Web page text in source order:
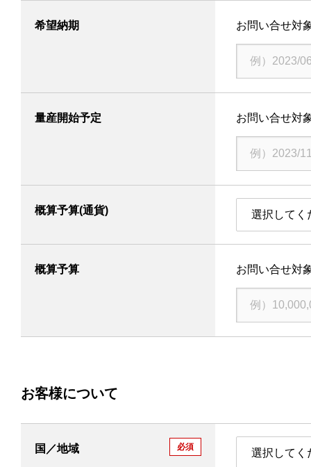
希望納期 お問い合せ対
量産開始予定 お問い合せ対
概算予算(通貨) 選択してく
概算予算 お問い合せ対
お客様について
国／地域 必須 選択してく
サポート・お問い合わせ